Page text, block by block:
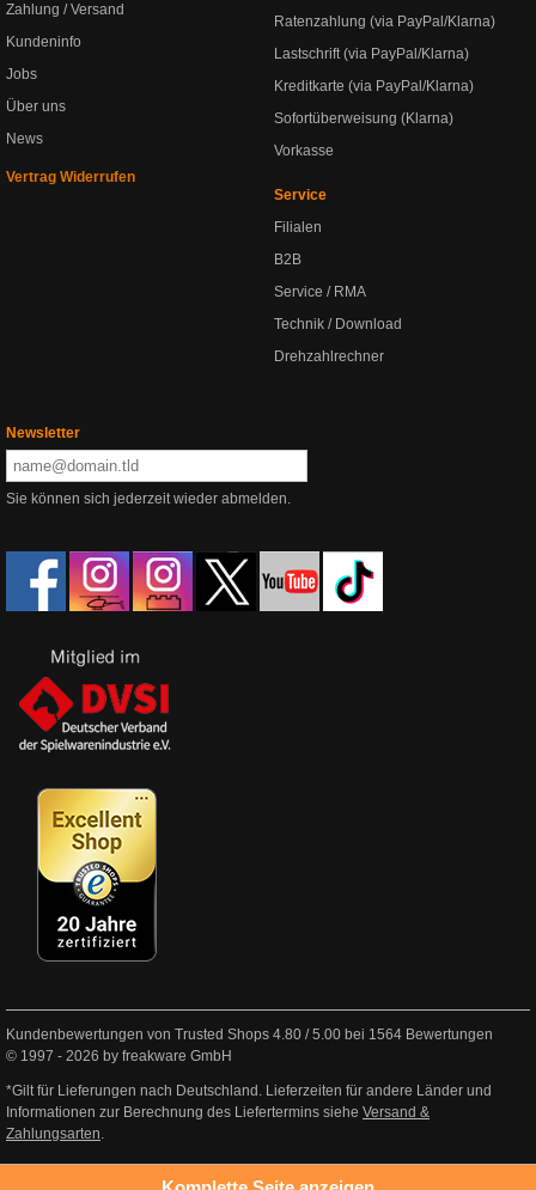
Zahlung / Versand
Kundeninfo
Jobs
Über uns
News
Vertrag Widerrufen
Ratenzahlung (via PayPal/Klarna)
Lastschrift (via PayPal/Klarna)
Kreditkarte (via PayPal/Klarna)
Sofortüberweisung (Klarna)
Vorkasse
Service
Filialen
B2B
Service / RMA
Technik / Download
Drehzahlrechner
Newsletter
Sie können sich jederzeit wieder abmelden.
Kundenbewertungen von Trusted Shops 4.80 /5.00 bei 1564 Bewertungen
© 1997 - 2026 by freakware GmbH
*Gilt für Lieferungen nach Deutschland. Lieferzeiten für andere Länder und
Informationen zur Berechnung des Liefertermins siehe Versand &
Zahlungsarten.